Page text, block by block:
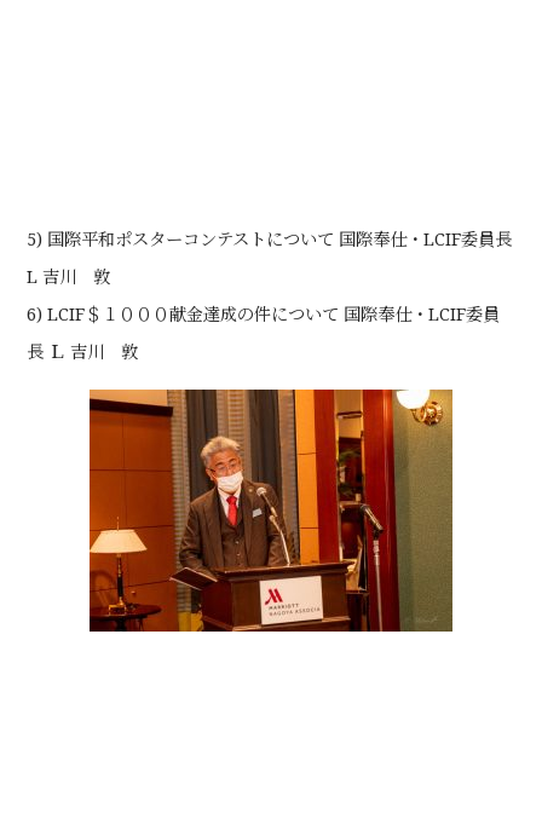
5) 国際平和ポスターコンテストについて 国際奉仕・LCIF委員長
L 吉川 敦
6) LCIF＄１０００献金達成の件について 国際奉仕・LCIF委員
長 Ｌ 吉川 敦